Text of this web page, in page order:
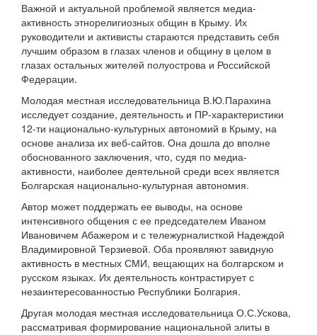
Важной и актуальной проблемой является медиа-
активность этнорелигиозных общин в Крыму. Их
руководители и активисты стараются представить себя
лучшим образом в глазах членов и общину в целом в
глазах остальных жителей полуострова и Российской
Федерации.
Молодая местная исследовательница В.Ю.Парахина
исследует создание, деятельность и ПР-характеристики
12-ти национально-культурных автономий в Крыму, на
основе анализа их веб-сайтов. Она дошла до вполне
обоснованного заключения, что, судя по медиа-
активности, наиболее деятельной среди всех является
Болгарская национально-культурная автономия.
Автор может поддержать ее выводы, на основе
интенсивного общения с ее председателем Иваном
Ивановичем Абажером и с тележурналисткой Надеждой
Владимировной Терзиевой. Оба проявляют завидную
активность в местных СМИ, вещающих на болгарском и
русском языках. Их деятельность контрастирует с
незаинтересованностью Республики Болгария.
Другая молодая местная исследовательница О.С.Ускова,
рассматривая формирование национальной элиты в